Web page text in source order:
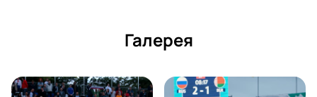
Галерея